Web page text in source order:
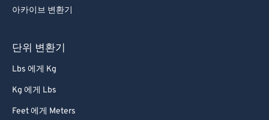
아카이브 변환기
단위 변환기
Lbs 에게 Kg
Kg 에게 Lbs
Feet 에게 Meters